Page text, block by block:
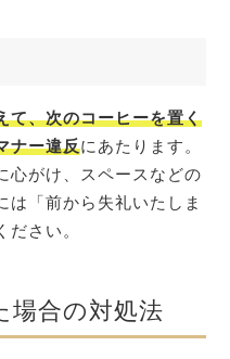
て、次のコーヒーを置く
ナー違反にあたります。
心がけ、スペースなどの
は「前から失礼いたしま
ださい。
場合の対処法